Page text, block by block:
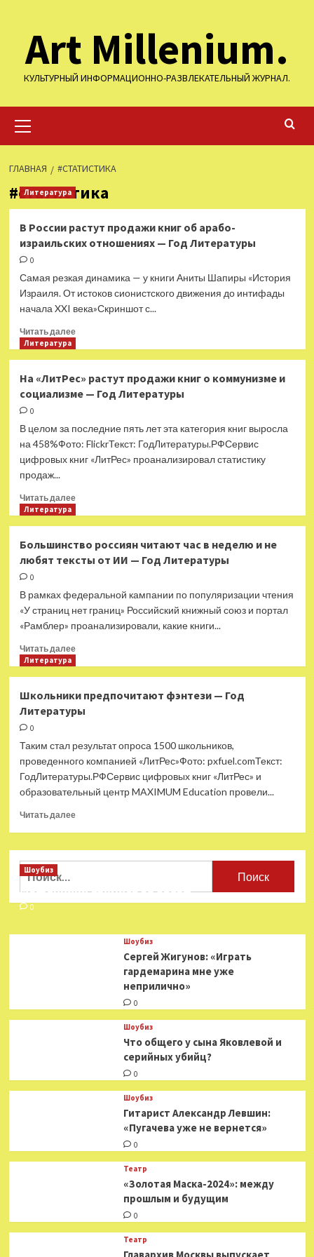
содержимому
Art Millenium.
КУЛЬТУРНЫЙ ИНФОРМАЦИОННО-РАЗВЛЕКАТЕЛЬНЫЙ ЖУРНАЛ.
меню
ГЛАВНАЯ #СТАТИСТИКА
#статистика
Литература
В России растут продажи книг об арабо-
израильских отношениях — Год Литературы
0
Самая резкая динамика — у книги Аниты Шапиры «История
Израиля. От истоков сионистского движения до интифады
начала XXI века»Скриншот с...
Читать далееПрочитать
России
растут
арабо-
израильских
Год
Литературы
Литература
На «ЛитРес» растут продажи книг о коммунизме и
социализме — Год Литературы
0
В целом за последние пять лет эта категория книг выросла
на 458%Фото: FlickrТекст: ГодЛитературы.РФСервис
цифровых книг «ЛитРес» проанализировал статистику
продаж...
Читать далееПрочитать
«ЛитРес»
растут
о
коммунизме
и
—
Год
Литература
Большинство россиян читают час в неделю и не
любят тексты от ИИ — Год Литературы
0
В рамках федеральной кампании по популяризации чтения
«У страниц нет границ» Российский книжный союз и портал
«Рамблер» проанализировали, какие книги...
Читать далееПрочитать
россиян
читают
неделю
и
не
любят
от
ИИ
Год
Литература
Школьники предпочитают фэнтези — Год
Литературы
0
Таким стал результат опроса 1500 школьников,
проведенного компанией «ЛитРес»Фото: pxfuel.comТекст:
ГодЛитературы.РФСервис цифровых книг «ЛитРес» и
образовательный центр MAXIMUM Education провели...
Читать далееПрочитать
Школьники
—
Год
Найти:
Шоубиз
Мошенники взялись за звезд
0
Шоубиз
Сергей Жигунов: «Играть
гардемарина мне уже
неприлично»
0
Шоубиз
Что общего у сына Яковлевой и
серийных убийц?
0
Шоубиз
Гитарист Александр Левшин:
«Пугачева уже не вернется»
0
Театр
«Золотая Маска-2024»: между
прошлым и будущим
0
Театр